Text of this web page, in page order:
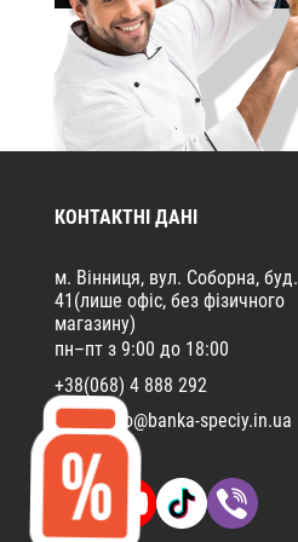
КОНТАКТНІ ДАНІ
м. Вінниця, вул. Соборна, буд.
41(лише офіс, без фізичного
магазину)
пн–пт з 9:00 до 18:00
+38(068) 4 888 292
Email:
info@banka-speciy.in.ua